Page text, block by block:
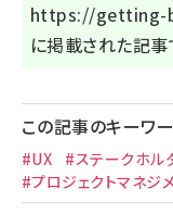
https://getting-
に掲載された記事
この記事のキーワ
#UX #ステークホル
#プロジェクトマネジ